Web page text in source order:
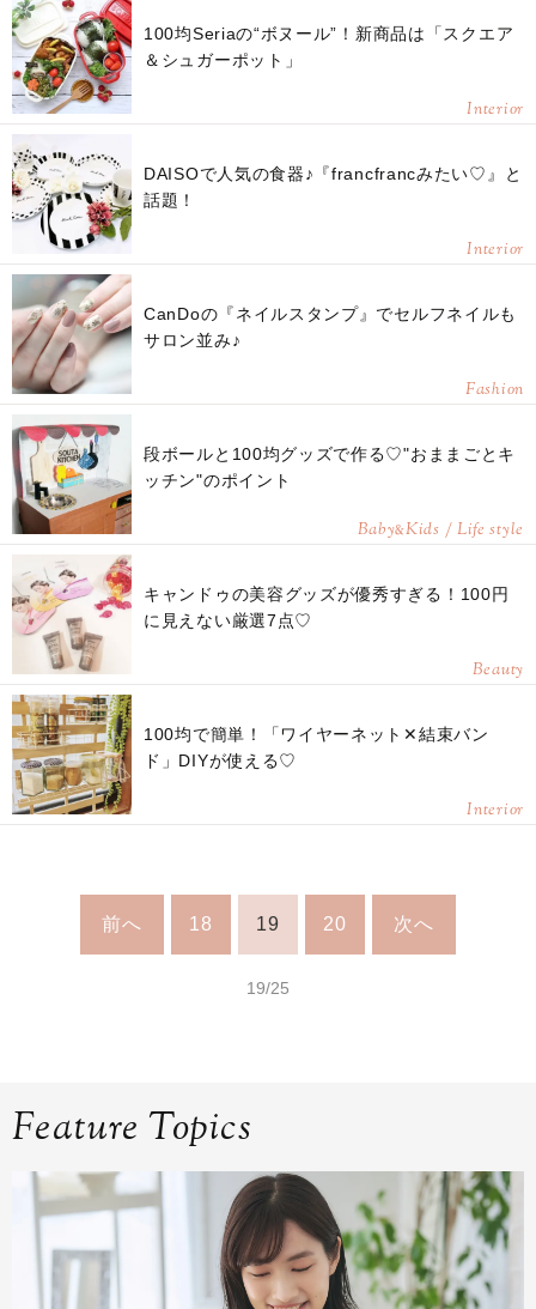
100均Seriaの“ボヌール”！新商品は「スクエア
＆シュガーポット」
Interior
DAISOで人気の食器♪『francfrancみたい♡』と
話題！
Interior
CanDoの『ネイルスタンプ』でセルフネイルも
サロン並み♪
Fashion
段ボールと100均グッズで作る♡"おままごとキ
ッチン"のポイント
Baby&Kids / Life style
キャンドゥの美容グッズが優秀すぎる！100円
に見えない厳選7点♡
Beauty
100均で簡単！「ワイヤーネット✕結束バン
ド」DIYが使える♡
Interior
前へ 18 19 20 次へ
19/25
Feature Topics